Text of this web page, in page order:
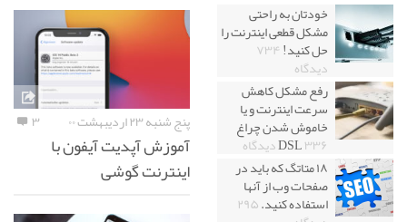
خودتان به راحتی
مشکل قطعی اینترنت را
حل کنید!۷۳۴
دیدگاه
رفع مشکل کاهش
سرعت اینترنت و یا
خاموش شدن چراغ
DSL۳۳۶ دیدگاه
۱۸ متاتگ که باید در
صفحات وب از آنها
استفاده کنید.۲۹۵
پنج شنبه ۲۳ اردیبهشت ۰۰ ۳
آموزش آپدیت آیفون با
اینترنت گوشی